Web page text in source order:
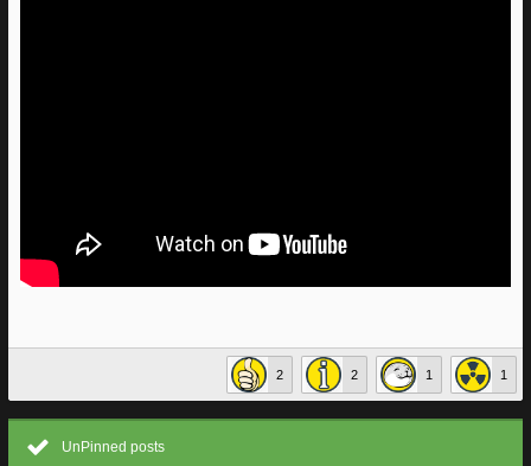
2 2 1 1
UnPinned posts